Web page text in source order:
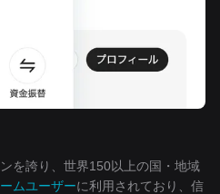
を誇り、世界150以上の国・地域
ムユーザーに利用されており、信